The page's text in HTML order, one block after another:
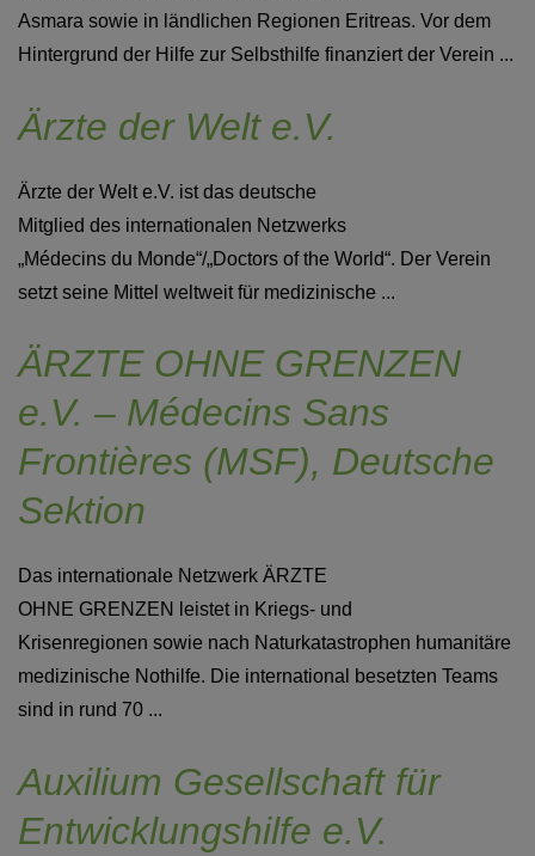
Asmara sowie in ländlichen Regionen Eritreas. Vor dem
Hintergrund der Hilfe zur Selbsthilfe finanziert der Verein ...
Ärzte der Welt e.V.
Ärzte der Welt e.V. ist das deutsche
Mitglied des internationalen Netzwerks
„Médecins du Monde“/„Doctors of the World“. Der Verein
setzt seine Mittel weltweit für medizinische ...
ÄRZTE OHNE GRENZEN
e.V. – Médecins Sans
Frontières (MSF), Deutsche
Sektion
Das internationale Netzwerk ÄRZTE
OHNE GRENZEN leistet in Kriegs- und
Krisenregionen sowie nach Naturkatastrophen humanitäre
medizinische Nothilfe. Die international besetzten Teams
sind in rund 70 ...
Auxilium Gesellschaft für
Entwicklungshilfe e.V.